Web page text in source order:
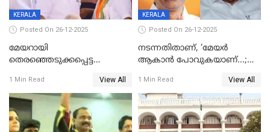
KERALA
Posted On 26-12-2025
മേയറായി
തെരഞ്ഞെടുക്കപ്പെട്ട
ആദ്യ വോട്ട് അസാധു; കണ്ണൂർ
ഡെപ്യൂട്ടി മേയർ സ്ഥാനത്ത്
താഹിറിന് വിജയം
1 Min Read View All
KERALA
Posted On 26-12-2025
നടന്നതിതാണ്, ‘മേയർ
ആകാൻ പോവുകയാണ്...;
മുഖ്യമന്ത്രിയുടെ ഓഫീസ്
തന്നെ വിശദീകരിയ്ക്കുന്നു;
സത്യമിതാണ്
1 Min Read View All